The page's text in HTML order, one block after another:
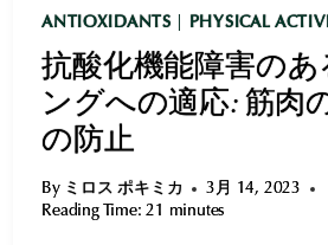
ANTIOXIDANTS PHYSICAL
抗酸化機能障害のあ
ングへの適応: 筋肉
の防止
By ミロス ポキミカ
3月 14, 2023
Reading Time: 21 minutes